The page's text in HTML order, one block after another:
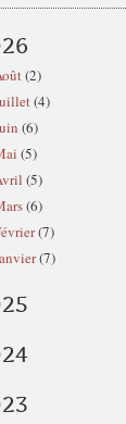
(2)
(4)
(6)
(5)
(5)
(6)
(7)
(7)